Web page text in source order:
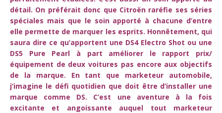
détail. On préférait donc que Citroën raréfie ses séries
spéciales mais que le soin apporté à chacune d’entre
elle permette de marquer les esprits. Honnêtement, qui
saura dire ce qu’apportent une DS4 Electro Shot ou une
DS5 Pure Pearl à part améliorer le rapport prix/
équipement de deux voitures pas encore aux objectifs
de la marque. En tant que marketeur automobile,
j’imagine le défi quotidien que doit être d’installer une
marque comme DS. C’est une aventure à la fois
excitante et angoissante auquel tout marketeur